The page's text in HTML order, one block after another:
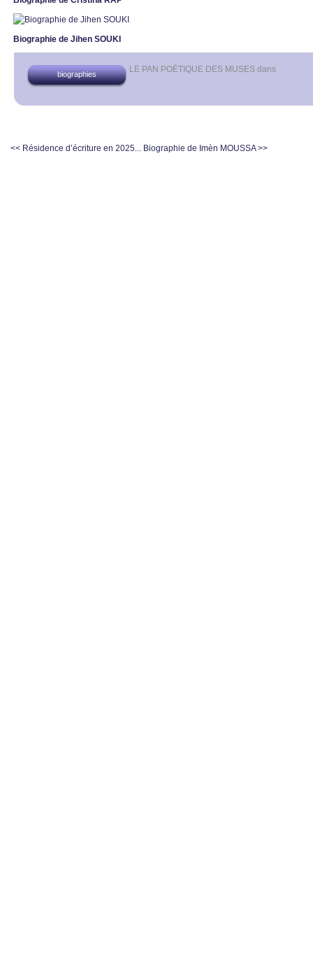
Biographie de Jihen SOUKI
LE PAN POÉTIQUE DES MUSES dans
biographies
<< Résidence d’écriture en 2025... Biographie de Imèn MOUSSA >>